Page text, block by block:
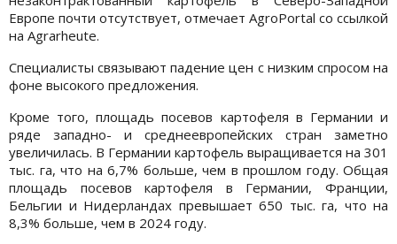
Европе почти отсутствует, отмечает AgroPortal со ссылкой
на Agrarheute.
Специалисты связывают падение цен с низким спросом на
фоне высокого предложения.
Кроме того, площадь посевов картофеля в Германии и
ряде западно- и среднеевропейских стран заметно
увеличилась. В Германии картофель выращивается на 301
тыс. га, что на 6,7% больше, чем в прошлом году. Общая
площадь посевов картофеля в Германии, Франции,
Бельгии и Нидерландах превышает 650 тыс. га, что на
8,3% больше, чем в 2024 году.